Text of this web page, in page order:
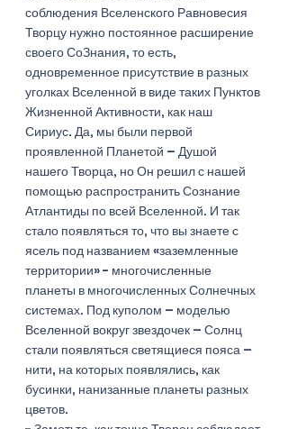
соблюдения Вселенского Равновесия
Творцу нужно постоянное расширение
своего СоЗнания, то есть,
одновременное присутствие в разных
уголках Вселенной в виде таких Пунктов
Жизненной Активности, как наш
Сириус. Да, мы были первой
проявленной Планетой – Душой
нашего Творца, но Он решил с нашей
помощью распространить Сознание
Атлантиды по всей Вселенной. И так
стало появляться то, что вы знаете с
ясель под названием «заземленные
территории» - многочисленные
планеты в многочисленных Солнечных
системах. Под куполом – моделью
Вселенной вокруг звездочек – Солнц
стали появляться светящиеся пояса –
нити, на которых появлялись, как
бусинки, нанизанные планеты разных
цветов.